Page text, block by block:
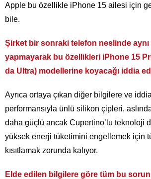
Apple bu özellikle iPhone 15 ailesi için
bile.
Şirket bir sonraki telefon neslinde aynı
yapmayarak bu özellikleri iPhone 15
da Ultra) modellerine koyacağı iddia
Ayrıca ortaya çıkan diğer bilgilere ve
performansıyla ünlü silikon çipleri,
daha güçlü ancak Cupertino’lu teknoloji
yüksek enerji tüketimini engellemek için
kısıtlamak zorunda kalıyor.
Elde edilen bilgilere göre tüm bu